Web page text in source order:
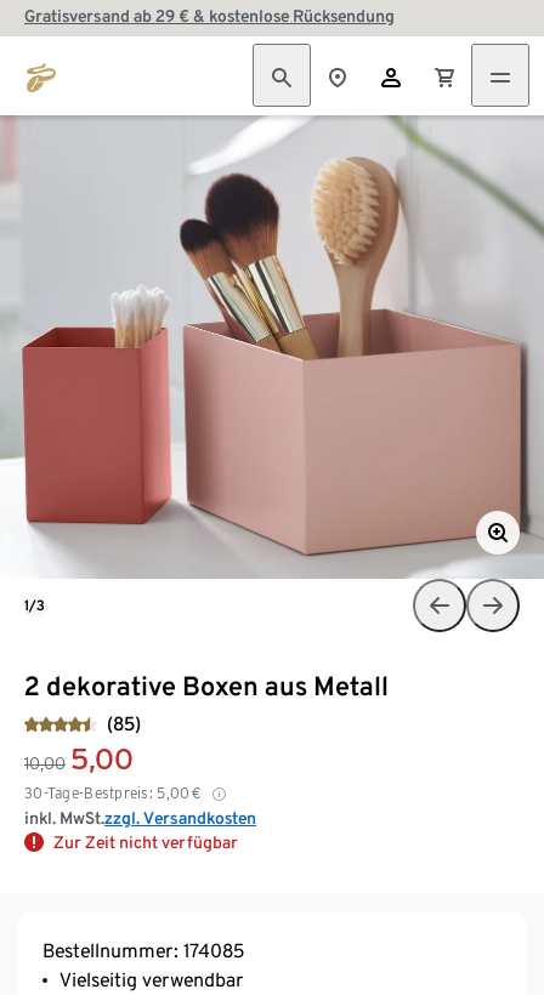
Gratisversand ab 29 € & kostenlose Rücksendung
2 dekorative Boxen aus Metall
(85)
10,00 5,00
30-Tage-Bestpreis: 5,00 €
inkl. MwSt.zzgl. Versandkosten
Zur Zeit nicht verfügbar
1/3
Bestellnummer: 174085
Vielseitig verwendbar